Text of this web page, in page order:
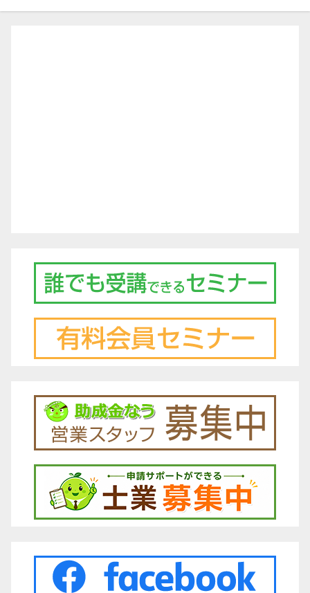
ゲ